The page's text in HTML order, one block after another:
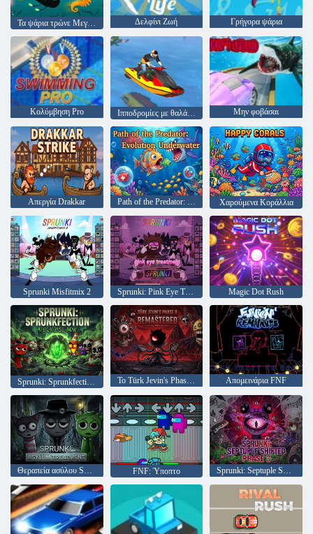
Δελφίνι Ζωή Γρήγορα ψάρια
Κολύμβηση Pro Ιπποδρομίες με θαλάσσια σκάφη Μην φοβάσαι
Απεργία Drakkar Path of the Predator: Evolution Underwater Χαρούμενα Κοράλλια
Sprunki Misfitmix 2 Sprunki: Pink Eye Treatment Magic Dot Rush
Το Türk Jevin's Phase 9 Remastered Απομεινάρια FNF
Θεραπεία ασύλου Sprunki FNF: Ύποπτο Sprunki: Septuple Shifted Phase 3